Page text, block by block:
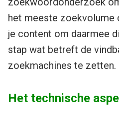
het meeste zoekvolume
je content om daarmee
stap wat betreft de
zoekmachines te zetten.
Het technische